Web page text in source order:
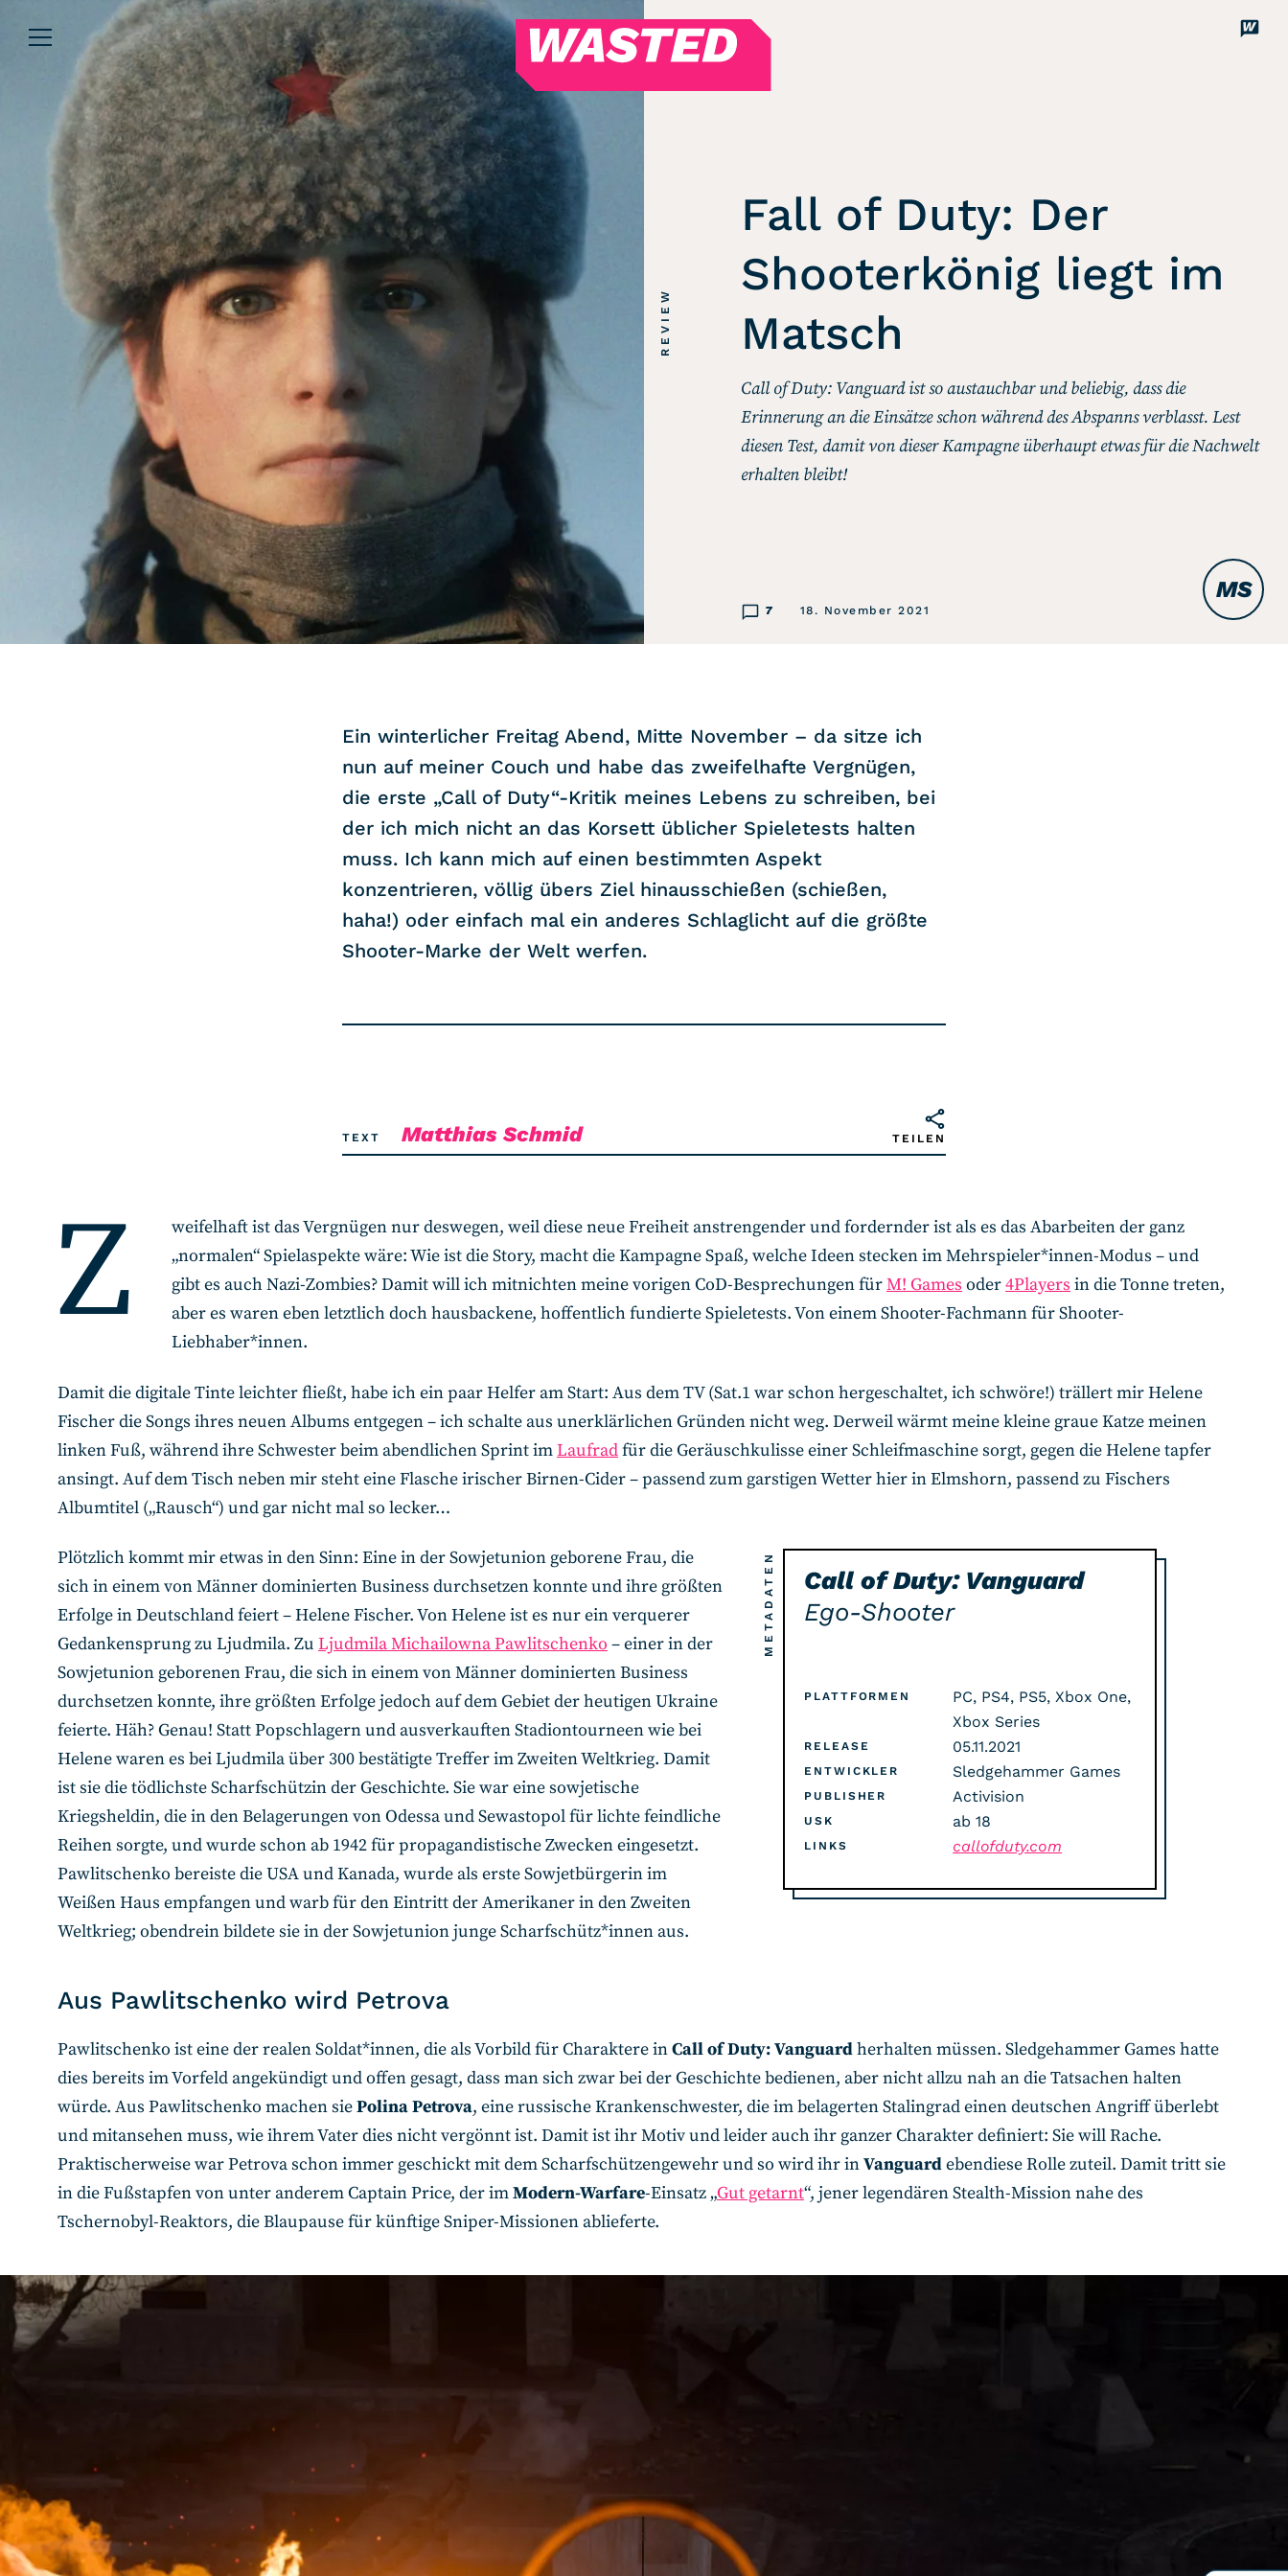
WASTED
Magazin
Über uns
We’re WASTED
Unsere Autor*innen
Lesen
Alle Artikel
Review
Kommentar
Analyse
Interview
Kolumne
Newsletter
Hören
Alle Podcasts
Redebedarf
Last Game Standing
RSS-Feed
IMPRESSUM
DATENSCHUTZ
KONTAKT
Fall of Duty: Der
Shooterkönig liegt im
Matsch
Call of Duty: Vanguard ist so austauchbar und beliebig, dass die
Erinnerung an die Einsätze schon während des Abspanns verblasst. Lest
diesen Test, damit von dieser Kampagne überhaupt etwas für die Nachwelt
erhalten bleibt!
7 18. November 2021
REVIEW
MS
Ein winterlicher Freitag Abend, Mitte November – da sitze ich
nun auf meiner Couch und habe das zweifelhafte Vergnügen,
die erste „Call of Duty“-Kritik meines Lebens zu schreiben, bei
der ich mich nicht an das Korsett üblicher Spieletests halten
muss. Ich kann mich auf einen bestimmten Aspekt
konzentrieren, völlig übers Ziel hinausschießen (schießen,
haha!) oder einfach mal ein anderes Schlaglicht auf die größte
Shooter-Marke der Welt werfen.
TEXT Matthias Schmid TEILEN
Z
weifelhaft ist das Vergnügen nur deswegen, weil diese neue Freiheit anstrengender und fordernder ist als es das Abarbeiten der ganz
„normalen“ Spielaspekte wäre: Wie ist die Story, macht die Kampagne Spaß, welche Ideen stecken im Mehrspieler*innen-Modus – und
gibt es auch Nazi-Zombies? Damit will ich mitnichten meine vorigen CoD-Besprechungen fürM! Games oder4Players in die Tonne treten,
aber es waren eben letztlich doch hausbackene, hoffentlich fundierte Spieletests. Von einem Shooter-Fachmann für Shooter-
Liebhaber*innen.
Damit die digitale Tinte leichter fließt, habe ich ein paar Helfer am Start: Aus dem TV (Sat.1 war schon hergeschaltet, ich schwöre!) trällert mir Helene
Fischer die Songs ihres neuen Albums entgegen – ich schalte aus unerklärlichen Gründen nicht weg. Derweil wärmt meine kleine graue Katze meinen
linken Fuß, während ihre Schwester beim abendlichen Sprint imLaufradfür die Geräuschkulisse einer Schleifmaschine sorgt, gegen die Helene tapfer
ansingt. Auf dem Tisch neben mir steht eine Flasche irischer Birnen-Cider – passend zum garstigen Wetter hier in Elmshorn, passend zu Fischers
Albumtitel („Rausch“) und gar nicht mal so lecker…
METADATEN
Call of Duty: Vanguard
Ego-Shooter
PLATTFORMEN
PC, PS4, PS5, Xbox One,
Xbox Series
RELEASE 05.11.2021
ENTWICKLER Sledgehammer Games
PUBLISHER Activision
USK ab 18
LINKS callofduty.com
Plötzlich kommt mir etwas in den Sinn: Eine in der Sowjetunion geborene Frau, die
sich in einem von Männer dominierten Business durchsetzen konnte und ihre größten
Erfolge in Deutschland feiert – Helene Fischer. Von Helene ist es nur ein verquerer
Gedankensprung zu Ljudmila. Zu Ljudmila Michailowna Pawlitschenko – einer in der
Sowjetunion geborenen Frau, die sich in einem von Männer dominierten Business
durchsetzen konnte, ihre größten Erfolge jedoch auf dem Gebiet der heutigen Ukraine
feierte. Häh? Genau! Statt Popschlagern und ausverkauften Stadiontourneen wie bei
Helene waren es bei Ljudmila über 300 bestätigte Treffer im Zweiten Weltkrieg. Damit
ist sie die tödlichste Scharfschützin der Geschichte. Sie war eine sowjetische
Kriegsheldin, die in den Belagerungen von Odessa und Sewastopol für lichte feindliche
Reihen sorgte, und wurde schon ab 1942 für propagandistische Zwecken eingesetzt.
Pawlitschenko bereiste die USA und Kanada, wurde als erste Sowjetbürgerin im
Weißen Haus empfangen und warb für den Eintritt der Amerikaner in den Zweiten
Weltkrieg; obendrein bildete sie in der Sowjetunion junge Scharfschütz*innen aus.
Aus Pawlitschenko wird Petrova
Pawlitschenko ist eine der realen Soldat*innen, die als Vorbild für Charaktere inCall of Duty: Vanguardherhalten müssen. Sledgehammer Games hatte
dies bereits im Vorfeld angekündigt und offen gesagt, dass man sich zwar bei der Geschichte bedienen, aber nicht allzu nah an die Tatsachen halten
würde. Aus Pawlitschenko machen siePolina Petrova, eine russische Krankenschwester, die im belagerten Stalingrad einen deutschen Angriff überlebt
und mitansehen muss, wie ihrem Vater dies nicht vergönnt ist. Damit ist ihr Motiv und leider auch ihr ganzer Charakter definiert: Sie will Rache.
Praktischerweise war Petrova schon immer geschickt mit dem Scharfschützengewehr und so wird ihr inVanguardebendiese Rolle zuteil. Damit tritt sie
in die Fußstapfen von unter anderem Captain Price, der imModern-Warfare-Einsatz „Gut getarnt“, jener legendären Stealth-Mission nahe des
Tschernobyl-Reaktors, die Blaupause für künftige Sniper-Missionen ablieferte.